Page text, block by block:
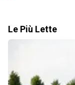
Le Più Lette